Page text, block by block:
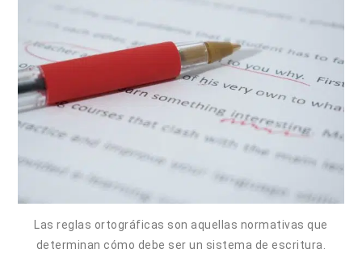
Las reglas ortográficas son aquellas normativas que
determinan cómo debe ser un sistema de escritura.